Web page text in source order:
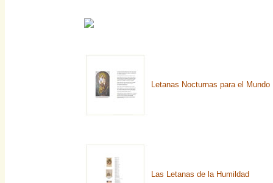
Letanas Nocturnas para el Mundo
Las Letanas de la Humildad